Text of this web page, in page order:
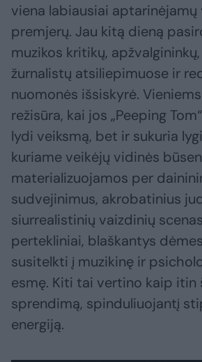
viena labiausiai
premjerų. Jau kitą dieną
muzikos kritikų,
žurnalistų atsiliepimuose ir
nuomonės išsiskyrė.
režisūra, kai jos „Peeping
lydi veiksmą, bet ir sukuria
kuriame veikėjų vidinės
materializuojamos per
sudvejinimus, akrobatinius
siurrealistinių vaizdinių
pertekliniai, blaškantys
susitelkti į muzikinę ir
esmę. Kiti tai vertino kaip itin
sprendimą, spinduliuojantį
energiją.